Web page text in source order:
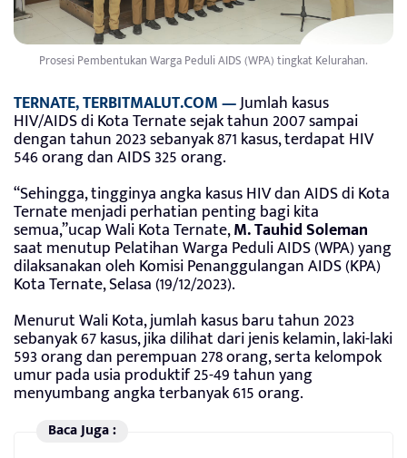
Prosesi Pembentukan Warga Peduli AIDS (WPA) tingkat Kelurahan.
TERNATE, TERBITMALUT.COM —Jumlah kasus
HIV/AIDS di Kota Ternate sejak tahun 2007 sampai
dengan tahun 2023 sebanyak 871 kasus, terdapat HIV
546 orang dan AIDS 325 orang.
“Sehingga, tingginya angka kasus HIV dan AIDS di Kota
Ternate menjadi perhatian penting bagi kita
semua,”ucap Wali Kota Ternate,M. Tauhid Soleman
saat menutup Pelatihan Warga Peduli AIDS (WPA) yang
dilaksanakan oleh Komisi Penanggulangan AIDS (KPA)
Kota Ternate, Selasa (19/12/2023).
Menurut Wali Kota, jumlah kasus baru tahun 2023
sebanyak 67 kasus, jika dilihat dari jenis kelamin, laki-laki
593 orang dan perempuan 278 orang, serta kelompok
umur pada usia produktif 25-49 tahun yang
menyumbang angka terbanyak 615 orang.
Baca Juga :